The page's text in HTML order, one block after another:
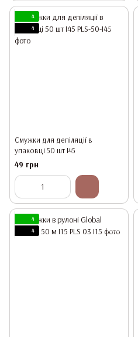
4
4
Смужки для депіляції в
упаковці 50 шт I45
49 грн
4
4